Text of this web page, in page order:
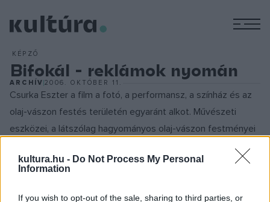
kultura.hu - Do Not Process My Personal
Information
If you wish to opt-out of the sale, sharing to third parties, or
KÉPZŐ
Bifokál - reklámok nyomán
ARCHÍV2006. OKTÓBER 11.
Csurka Eszter a film a fotó, a performansz, a színház és az
olaj-vászon festés területén egyaránt alkot. Művészeti
eszközei, a látszólag hagyományos olaj-vászon festményei
valójában sajátos technika révén születnek, számítógépen
először átalakítja saját fényképeit, majd vászonra nyomatja,
mondanivalóval áll a közönség elé, ami figuratív, narratív